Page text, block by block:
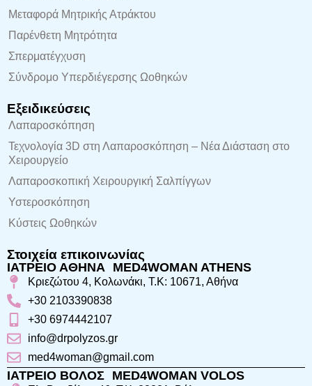
Μεταφορά Μητρικής Ατράκτου
Παρένθετη Μητρότητα
Σπερματέγχυση
Σύνδρομο Υπερδιέγερσης Ωοθηκών
Εξειδικεύσεις
Λαπαροσκόπηση
Τεχνολογία 3D στη Λαπαροσκόπηση – Νέα Διάσταση στο
Χειρουργείο
Λαπαροσκοπική Χειρουργική Σαλπίγγων
Υστεροσκόπηση
Κύστεις Ωοθηκών
Στοιχεία επικοινωνίας
ΙΑΤΡΕΙΟ ΑΘΗΝΑ MED4WOMAN ATHENS
Κριεζώτου 4, Κολωνάκι, Τ.Κ: 10671, Αθήνα
+30 2103390838
+30 6974442107
info@drpolyzos.gr
med4woman@gmail.com
ΙΑΤΡΕΙΟ ΒΟΛΟΣ MED4WOMAN VOLOS